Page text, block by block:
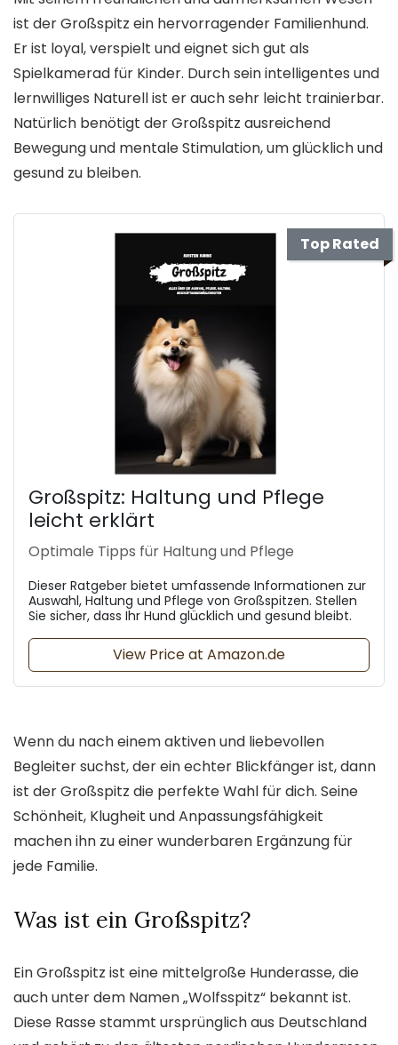
ist der Großspitz ein hervorragender Familienhund.
Er ist loyal, verspielt und eignet sich gut als
Spielkamerad für Kinder. Durch sein intelligentes und
lernwilliges Naturell ist er auch sehr leicht trainierbar.
Natürlich benötigt der Großspitz ausreichend
Bewegung und mentale Stimulation, um glücklich und
gesund zu bleiben.
Top Rated
Großspitz: Haltung und Pflege
leicht erklärt
Optimale Tipps für Haltung und Pflege
Dieser Ratgeber bietet umfassende Informationen zur
Auswahl, Haltung und Pflege von Großspitzen. Stellen
Sie sicher, dass Ihr Hund glücklich und gesund bleibt.
View Price at Amazon.de
Wenn du nach einem aktiven und liebevollen
Begleiter suchst, der ein echter Blickfänger ist, dann
ist der Großspitz die perfekte Wahl für dich. Seine
Schönheit, Klugheit und Anpassungsfähigkeit
machen ihn zu einer wunderbaren Ergänzung für
jede Familie.
Was ist ein Großspitz?
Ein Großspitz ist eine mittelgroße Hunderasse, die
auch unter dem Namen „Wolfsspitz“ bekannt ist.
Diese Rasse stammt ursprünglich aus Deutschland